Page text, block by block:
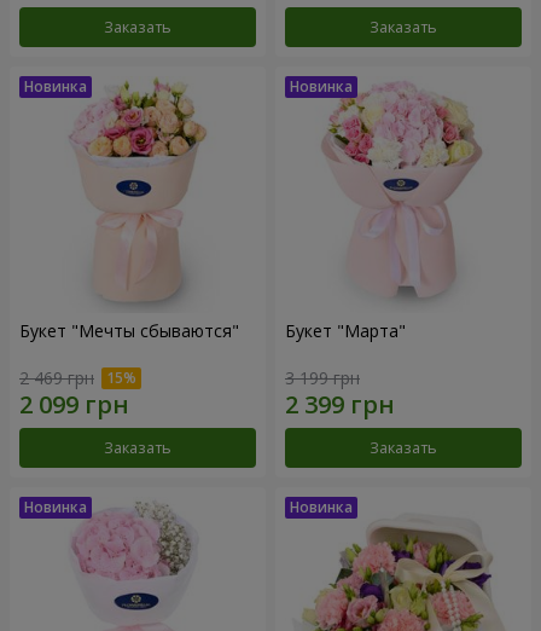
Заказать Заказать
Букет "Мечты сбываются"
2 469 грн
Заказать
Букет "Марта"
3 199 грн
Заказать